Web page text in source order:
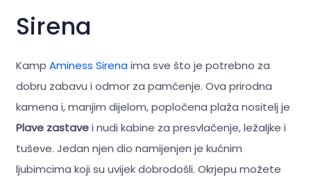
Sirena
Kamp Aminess Sirenaima sve što je potrebno za
dobru zabavu i odmor za pamćenje. Ova prirodna
kamena i, manjim dijelom, popločena plaža nositelj je
Plave zastavei nudi kabine za presvlačenje, ležaljke i
tuševe. Jedan njen dio namijenjen je kućnim
ljubimcima koji su uvijek dobrodošli. Okrjepu možete